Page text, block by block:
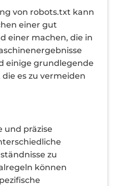
von robots.txt kann
einer gut
einer machen, die in
einige grundlegende
es zu vermeiden
und präzise
zu
können